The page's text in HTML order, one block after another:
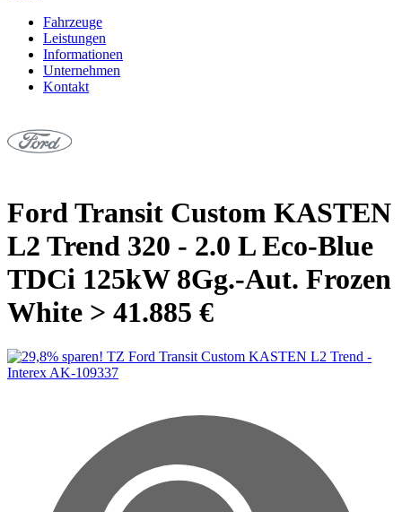
Fahrzeuge
Leistungen
Informationen
Unternehmen
Kontakt
Ford Transit Custom KASTEN
L2 Trend 320 - 2.0 L Eco-Blue
TDCi 125kW 8Gg.-Aut. Frozen
White > 41.885 €